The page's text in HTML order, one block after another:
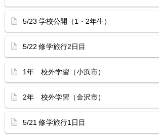
5/23 学校公開（1・2年生）
5/22 修学旅行2日目
1年 校外学習（小浜市）
2年 校外学習（金沢市）
5/21 修学旅行1日目